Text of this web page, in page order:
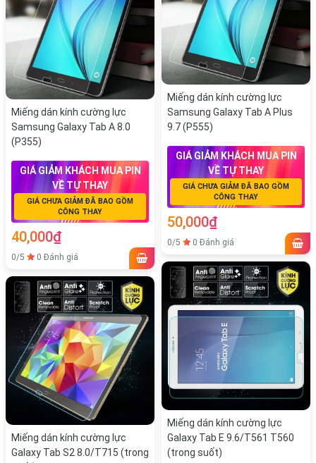
Miếng dán kính cường lực
Samsung Galaxy Tab A Plus
9.7 (P555)
GIÁ GIẢM KHÁCH MUA PIN
VỀ TỰ THAY
GIÁ CHƯA GIẢM ĐÃ BAO GỒM
CÔNG THAY
50,000₫
0/5 0 Đánh giá
Miếng dán kính cường lực
Samsung Galaxy Tab A 8.0
(P355)
GIÁ GIẢM KHÁCH MUA PIN
VỀ TỰ THAY
GIÁ CHƯA GIẢM ĐÃ BAO GỒM
CÔNG THAY
40,000₫
0/5 0 Đánh giá
Miếng dán kính cường lực
Galaxy Tab E 9.6/T561 T560
(trong suốt)
Miếng dán kính cường lực
Galaxy Tab S2 8.0/T715 (trong